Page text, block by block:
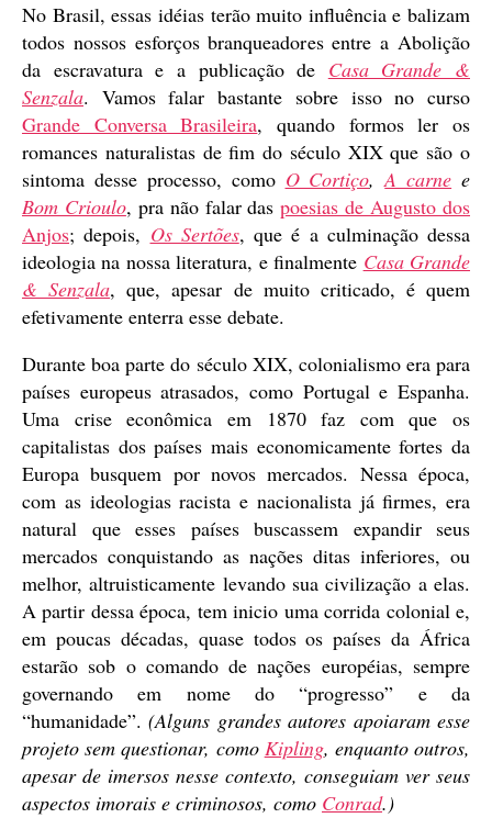
No Brasil, essas idéias terão muito influência e balizam
todos nossos esforços branqueadores entre a Abolição
da escravatura e a publicação de Casa Grande &
Senzala. Vamos falar bastante sobre isso no curso
Grande Conversa Brasileira, quando formos ler os
romances naturalistas de fim do século XIX que são o
sintoma desse processo, como O Cortiço,A carne e
Bom Crioulo, pra não falar daspoesias de Augusto dos
Anjos; depois, Os Sertões, que é a culminação dessa
ideologia na nossa literatura, e finalmente Casa Grande
& Senzala, que, apesar de muito criticado, é quem
efetivamente enterra esse debate.
Durante boa parte do século XIX, colonialismo era para
países europeus atrasados, como Portugal e Espanha.
Uma crise econômica em 1870 faz com que os
capitalistas dos países mais economicamente fortes da
Europa busquem por novos mercados. Nessa época,
com as ideologias racista e nacionalista já firmes, era
natural que esses países buscassem expandir seus
mercados conquistando as nações ditas inferiores, ou
melhor, altruisticamente levando sua civilização a elas.
A partir dessa época, tem inicio uma corrida colonial e,
em poucas décadas, quase todos os países da África
estarão sob o comando de nações européias, sempre
governando em nome do “progresso” e da
“humanidade”.(Alguns grandes autores apoiaram esse
projeto sem questionar, como Kipling, enquanto outros,
apesar de imersos nesse contexto, conseguiam ver seus
aspectos imorais e criminosos, como Conrad.)